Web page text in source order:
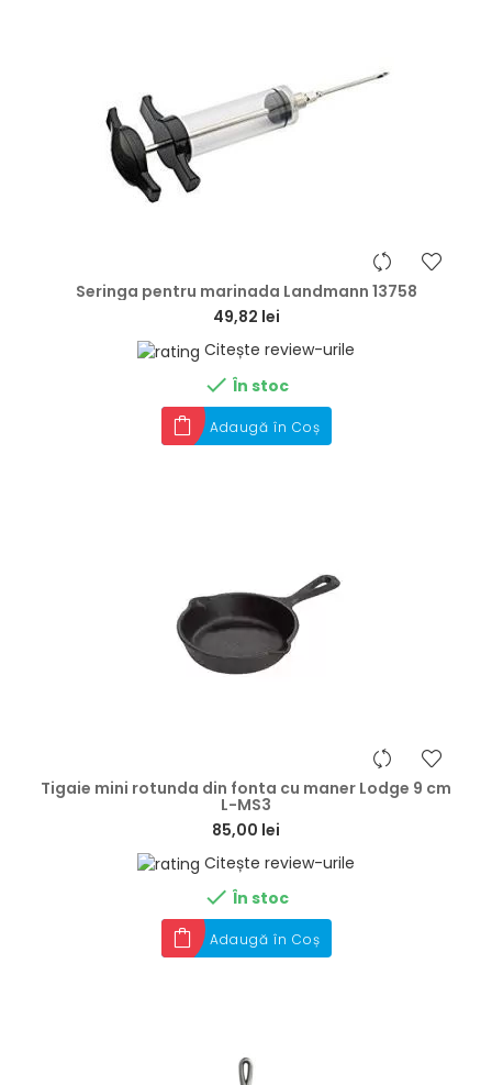
Seringa pentru marinada Landmann 13758
49,82 lei
Citește review-urile
 În stoc
Adaugă în Coș
Tigaie mini rotunda din fonta cu maner Lodge 9 cm
L-MS3
85,00 lei
Citește review-urile
 În stoc
Adaugă în Coș